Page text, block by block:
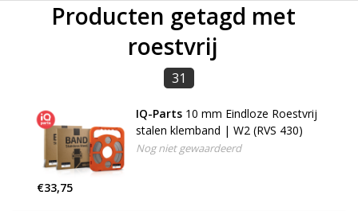
Producten getagd met
roestvrij
31
IQ-Parts 10 mm Eindloze Roestvrij
stalen klemband | W2 (RVS 430)
Nog niet gewaardeerd
€33,75